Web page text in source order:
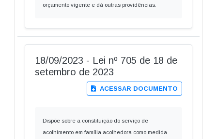
orçamento vigente e dá outras providências.
18/09/2023 - Lei nº 705 de 18 de
setembro de 2023
ACESSAR DOCUMENTO
Dispõe sobre a constituição do serviço de
acolhimento em família acolhedora como medida